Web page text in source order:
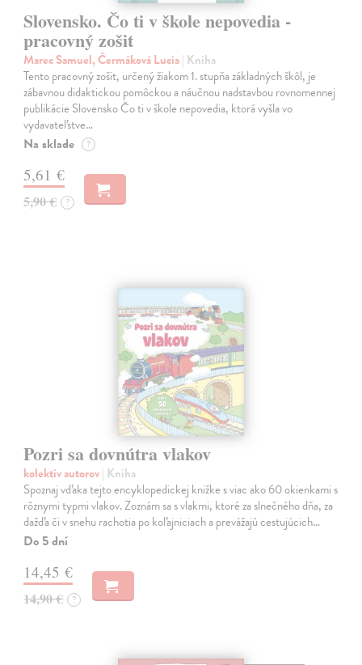
Slovensko. Čo ti v škole nepovedia -
pracovný zošit
Marec Samuel, Čermáková Lucia| Kniha
Tento pracovný zošit, určený žiakom 1. stupňa základných škôl, je
zábavnou didaktickou pomôckou a náučnou nadstavbou rovnomennej
publikácie Slovensko Čo ti v škole nepovedia, ktorá vyšla vo
vydavateľstve…
Na sklade ?
5,61 €
5,90 € ?
Pozri sa dovnútra vlakov
kolektív autorov| Kniha
Spoznaj vďaka tejto encyklopedickej knižke s viac ako 60 okienkami s
rôznymi typmi vlakov. Zoznám sa s vlakmi, ktoré za slnečného dňa, za
dažďa či v snehu rachotia po koľajniciach a prevážajú cestujúcich…
Do 5 dní
14,45 €
14,90 € ?